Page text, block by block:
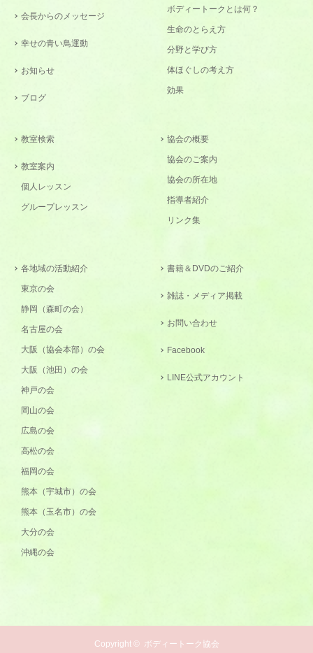
会長からのメッセージ
幸せの青い鳥運動
お知らせ
ブログ
ボディートークとは何？
生命のとらえ方
分野と学び方
体ほぐしの考え方
効果
教室検索
教室案内
個人レッスン
グループレッスン
協会の概要
協会のご案内
協会の所在地
指導者紹介
リンク集
各地域の活動紹介
東京の会
静岡（森町の会）
名古屋の会
大阪（協会本部）の会
大阪（池田）の会
神戸の会
岡山の会
広島の会
高松の会
福岡の会
熊本（宇城市）の会
熊本（玉名市）の会
大分の会
沖縄の会
書籍＆DVDのご紹介
雑誌・メディア掲載
お問い合わせ
Facebook
LINE公式アカウント
Copyright © ボディートーク協会